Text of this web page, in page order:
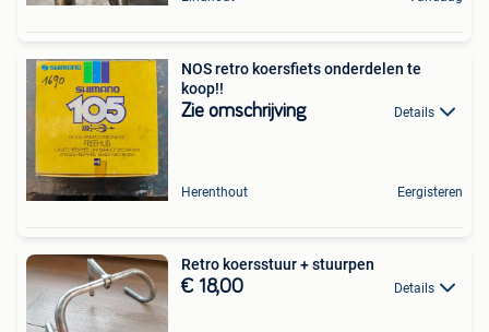
NOS retro koersfiets onderdelen te
koop!!
Zie omschrijving Details
Herenthout Eergisteren
Retro koersstuur + stuurpen
€ 18,00 Details